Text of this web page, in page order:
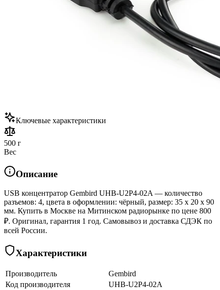
Ключевые характеристики
500 г
Вес
Описание
USB концентратор Gembird UHB-U2P4-02A — количество
разъемов: 4, цвета в оформлении: чёрный, размер: 35 x 20 x 90
мм. Купить в Москве на Митинском радиорынке по цене 800
₽. Оригинал, гарантия 1 год. Самовывоз и доставка СДЭК по
всей России.
Характеристики
Производитель
Gembird
Код производителя
UHB-U2P4-02A